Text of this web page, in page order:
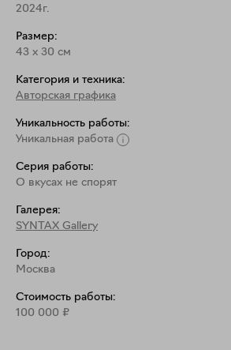
2024г.
Размер:
43 x 30 см
Категория и техника:
Авторская графика
Уникальность работы:
Уникальная работа
Серия работы:
О вкусах не спорят
Галерея:
SYNTAX Gallery
Город:
Москва
Стоимость работы:
100 000 ₽